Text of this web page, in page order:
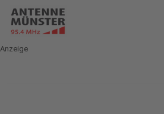
Anzeige